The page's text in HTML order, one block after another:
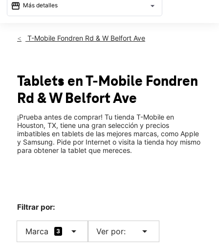
storefront Más detalles arrow_drop_down
Dom.:12:00 p.m. a 6:00 p.m.
Jue.:10:00 a.m. a 8:00 p.m.
Vie.:10:00 a.m. a 8:00 p.m.
Sáb.: 10:00 a.m. a 8:00 p.m.
11260 Fondren Rd 44 Houston, TX 77096
T-Mobile Fondren Rd & W Belfort Ave
Tablets en T-Mobile Fondren
Rd & W Belfort Ave
¡Prueba antes de comprar! Tu tienda T-Mobile en
Houston, TX, tiene una gran selección y precios
imbatibles en tablets de las mejores marcas, como Apple
y Samsung. Pide por Internet o visita la tienda hoy mismo
para obtener la tablet que mereces.
Filtrar por:
Marca 3 arrow_drop_down Ver por: arrow_drop_down